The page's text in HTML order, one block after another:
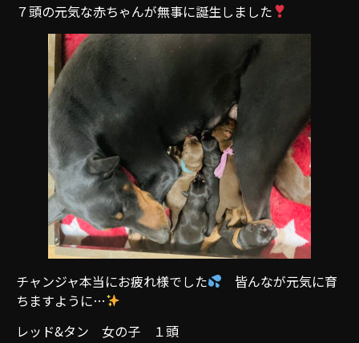
７頭の元気な赤ちゃんが無事に誕生しました
チャンジャ本当にお疲れ様でした
皆んなが元気に育
ちますように…
レッド&タン 女の子 １頭